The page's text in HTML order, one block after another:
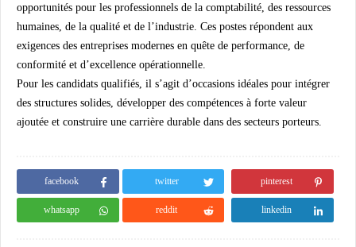
opportunités pour les professionnels de la comptabilité, des ressources
humaines, de la qualité et de l’industrie. Ces postes répondent aux
exigences des entreprises modernes en quête de performance, de
conformité et d’excellence opérationnelle.
Pour les candidats qualifiés, il s’agit d’occasions idéales pour intégrer
des structures solides, développer des compétences à forte valeur
ajoutée et construire une carrière durable dans des secteurs porteurs.
facebook twitter pinterest
whatsapp reddit linkedin